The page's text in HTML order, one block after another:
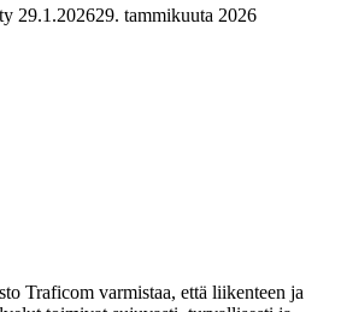
29.1.202629. tammikuuta 2026
Traficom varmistaa, että liikenteen ja